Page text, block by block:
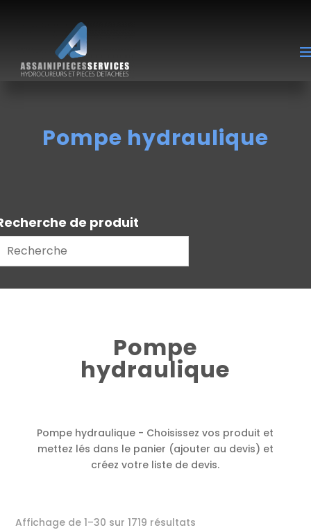
Pompe hydraulique
de produit
Pompe
hydraulique
Pompe hydraulique - Choisissez vos produit et
mettez lés dans le panier (ajouter au devis) et
créez votre liste de devis.
Affichage de 1–30 sur 1719 résultats